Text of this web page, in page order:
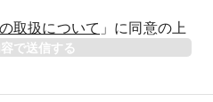
取扱について 」 に同意の上
容で送信する